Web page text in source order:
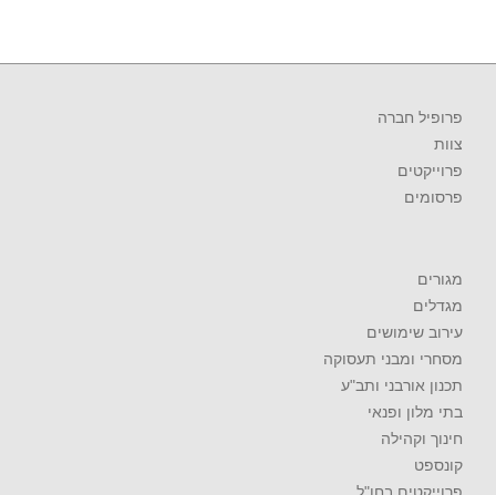
פרופיל חברה
צוות
פרוייקטים
פרסומים
מגורים
מגדלים
עירוב שימושים
מסחרי ומבני תעסוקה
תכנון אורבני ותב"ע
בתי מלון ופנאי
חינוך וקהילה
קונספט